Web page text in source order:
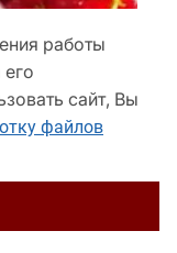
работы
сайт, Вы
файлов